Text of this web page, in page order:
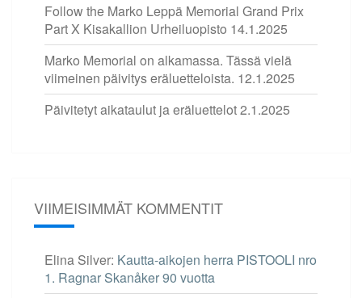
Follow the Marko Leppä Memorial Grand Prix
Part X Kisakallion Urheiluopisto 14.1.2025
Marko Memorial on alkamassa. Tässä vielä
viimeinen päivitys eräluetteloista. 12.1.2025
Päivitetyt aikataulut ja eräluettelot2.1.2025
VIIMEISIMMÄT KOMMENTIT
Elina Silver: Kautta-aikojen herra PISTOOLI nro
1. Ragnar Skanåker 90 vuotta